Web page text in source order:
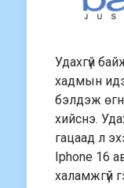
Удахгүй
хадмын
бэлдэж
хийснэ.
гацаад л
Iphone 16
халамжгүй